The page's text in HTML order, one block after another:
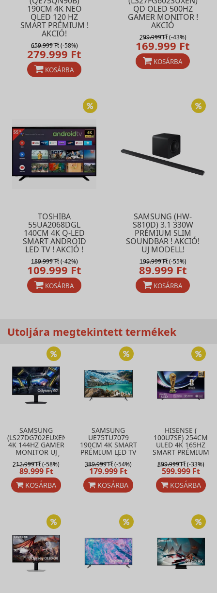
190CM 4K NEO
QLED 120 HZ
SMART PRÉMIUM !
AKCIÓ!
659.999 Ft(-58%)
279.999 Ft
KOSÁRBA
QD OLED 500HZ
GAMER MONITOR !
AKCIÓ
299.999 Ft(-43%)
169.999 Ft
KOSÁRBA
TOSHIBA
55UA2068DGL
140CM 4K Q-LED
SMART ANDROID
LED TV ! AKCIÓ !
189.999 Ft(-42%)
109.999 Ft
KOSÁRBA
SAMSUNG (HW-
S810D) 3.1 330W
PRÉMIUM SLIM
SOUNDBAR ! AKCIÓ!
UJ MODELL!
199.999 Ft(-55%)
89.999 Ft
KOSÁRBA
Utoljára megtekintett termékek
SAMSUNG
(LS27DG702EUXEN)
4K 144HZ GAMER
MONITOR UJ
MODELL! AKCIÓ!
212.999 Ft(-58%)
89.999 Ft
KOSÁRBA
SAMSUNG
UE75TU7079
190CM 4K SMART
PRÉMIUM LED TV
! AKCIÓ
389.999 Ft(-54%)
179.999 Ft
KOSÁRBA
HISENSE (
100U7SE) 254CM
ULED 4K 165HZ
SMART PRÉMIUM
2026 MODELL! !
AKCIÓ
899.999 Ft(-33%)
599.999 Ft
KOSÁRBA